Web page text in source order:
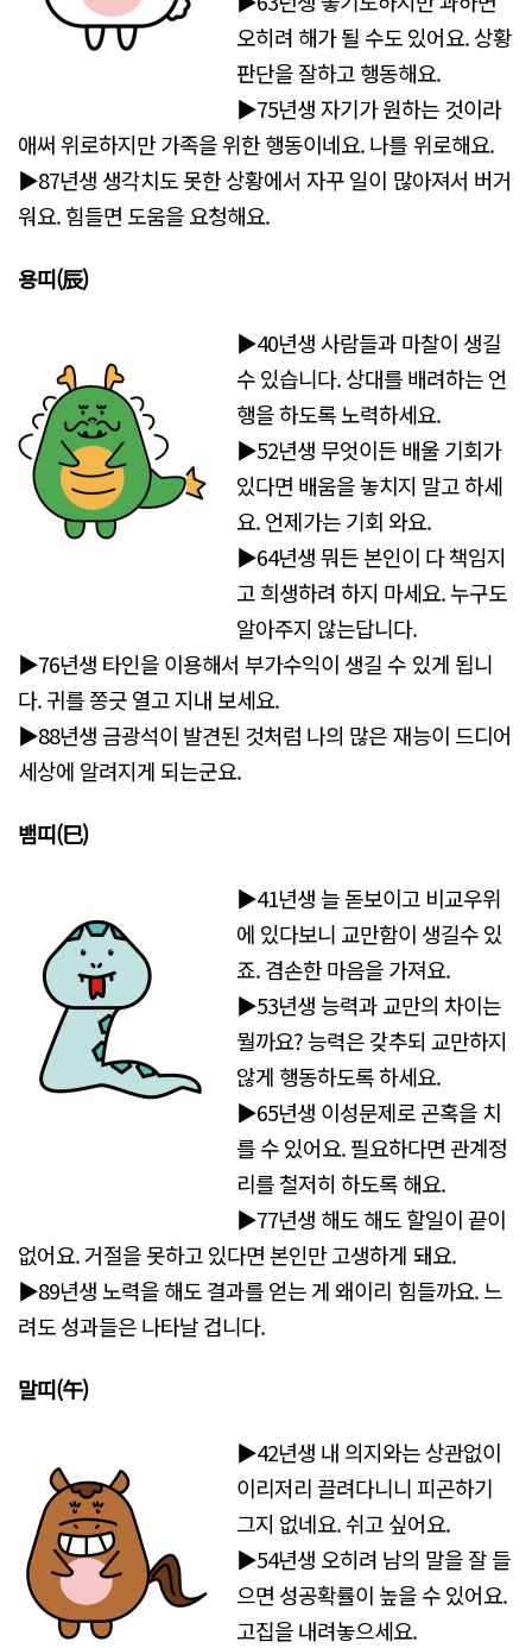
오히려 해가 될 수도 있어요. 상황
판단을 잘하고 행동해요.
▶75년생 자기가 원하는 것이라
애써 위로하지만 가족을 위한 행동이네요. 나를 위로해요.
▶87년생 생각치도 못한 상황에서 자꾸 일이 많아져서 버거
워요. 힘들면 도움을 요청해요.
용띠(辰)
▶40년생 사람들과 마찰이 생길
수 있습니다. 상대를 배려하는 언
행을 하도록 노력하세요.
▶52년생 무엇이든 배울 기회가
있다면 배움을 놓치지 말고 하세
요. 언제가는 기회 와요.
▶64년생 뭐든 본인이 다 책임지
고 희생하려 하지 마세요. 누구도
알아주지 않는답니다.
▶76년생 타인을 이용해서 부가수익이 생길 수 있게 됩니
다. 귀를 쫑긋 열고 지내 보세요.
▶88년생 금광석이 발견된 것처럼 나의 많은 재능이 드디어
세상에 알려지게 되는군요.
뱀띠(巳)
▶41년생 늘 돋보이고 비교우위
에 있다보니 교만함이 생길수 있
죠. 겸손한 마음을 가져요.
▶53년생 능력과 교만의 차이는
뭘까요? 능력은 갖추되 교만하지
않게 행동하도록 하세요.
▶65년생 이성문제로 곤혹을 치
를 수 있어요. 필요하다면 관계정
리를 철저히 하도록 해요.
▶77년생 해도 해도 할일이 끝이
없어요. 거절을 못하고 있다면 본인만 고생하게 돼요.
▶89년생 노력을 해도 결과를 얻는 게 왜이리 힘들까요. 느
려도 성과들은 나타날 겁니다.
말띠(午)
▶42년생 내 의지와는 상관없이
이리저리 끌려다니니 피곤하기
그지 없네요. 쉬고 싶어요.
▶54년생 오히려 남의 말을 잘 들
으면 성공확률이 높을 수 있어요.
고집을 내려놓으세요.